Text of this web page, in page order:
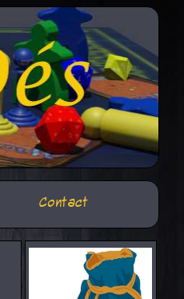
Contact